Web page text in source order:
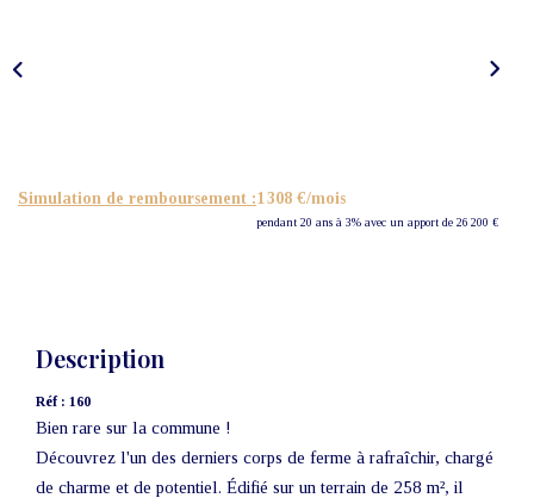
Simulation de remboursement :1 308 €/mois
pendant 20 ans à 3% avec un apport de 26 200 €
Description
Réf : 160
Bien rare sur la commune !
Découvrez l'un des derniers corps de ferme à rafraîchir, chargé
de charme et de potentiel. Édifié sur un terrain de 258 m², il